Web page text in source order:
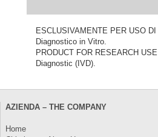
ESCLUSIVAMENTE PER USO
Diagnostico in Vitro.
PRODUCT FOR RESEARCH
Diagnostic (IVD).
AZIENDA – THE COMPANY
Home